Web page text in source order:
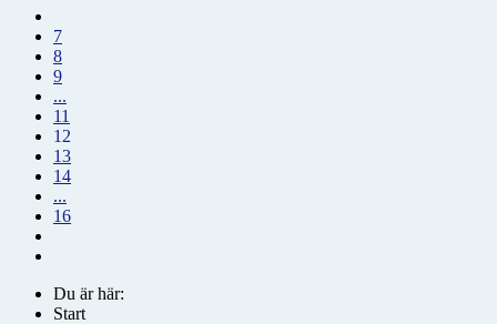
7
8
9
...
11
12
13
14
...
16
Du är här:
Start